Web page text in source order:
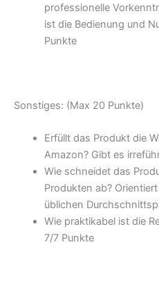
professionelle
ist die Bedienung und
Punkte
Sonstiges: (Max 20 Punkte)
Erfüllt das Produkt die
Amazon? Gibt es
Wie schneidet das
Produkten ab?
üblichen
Wie praktikabel ist die
7/7 Punkte